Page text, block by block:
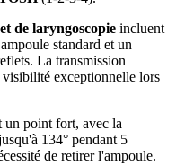
de laryngoscopie incluent
standard et un
La transmission
exceptionnelle lors
un point fort, avec la
134° pendant 5
de retirer l'ampoule.